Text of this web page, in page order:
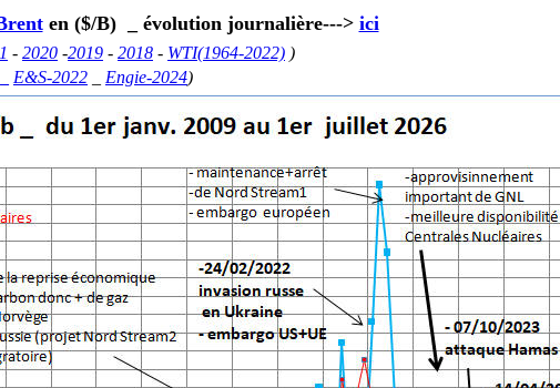
en ($/B) _ évolution journalière---> ici
- 2020 -2019 - 2018 - WTI(1964-2022) )
E&S-2022 Engie-2024)